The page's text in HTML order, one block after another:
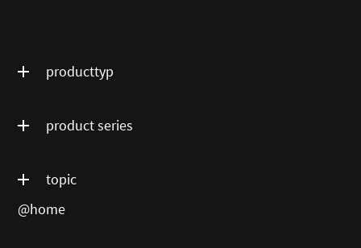
producttyp
product series
topic
@home